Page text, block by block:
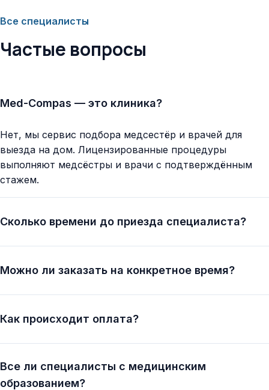
Все специалисты
Частые вопросы
Med-Compas — это клиника?
Нет, мы сервис подбора медсестёр и врачей для
выезда на дом. Лицензированные процедуры
выполняют медсёстры и врачи с подтверждённым
стажем.
Сколько времени до приезда специалиста?
Можно ли заказать на конкретное время?
Как происходит оплата?
Все ли специалисты с медицинским
образованием?